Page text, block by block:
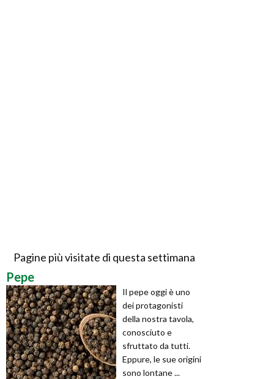
Pagine più visitate di questa settimana
Pepe
Il pepe oggi è uno
dei protagonisti
della nostra tavola,
conosciuto e
sfruttato da tutti.
Eppure, le sue origini
sono lontane ...